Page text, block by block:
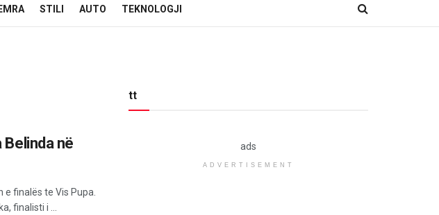
STILI AUTO TEKNOLOGJI
Belinda në
finalës te Vis Pupa.
finalisti i ...
tt
ads
ADVERTISEMENT